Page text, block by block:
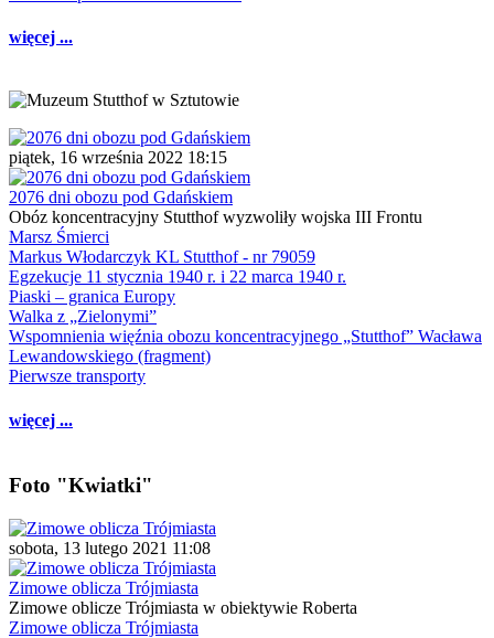
więcej ...
piątek, 16 września 2022 18:15
2076 dni obozu pod Gdańskiem
Obóz koncentracyjny Stutthof wyzwoliły wojska III Frontu
Marsz Śmierci
Markus Włodarczyk KL Stutthof - nr 79059
Egzekucje 11 stycznia 1940 r. i 22 marca 1940 r.
Piaski – granica Europy
Walka z „Zielonymi”
Wspomnienia więźnia obozu koncentracyjnego „Stutthof” Wacława
Lewandowskiego (fragment)
Pierwsze transporty
więcej ...
Foto "Kwiatki"
sobota, 13 lutego 2021 11:08
Zimowe oblicza Trójmiasta
Zimowe oblicze Trójmiasta w obiektywie Roberta
Zimowe oblicza Trójmiasta